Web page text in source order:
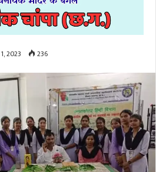
2023 236